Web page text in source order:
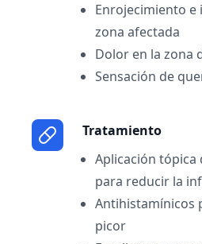
Enrojecimiento e
zona afectada
Dolor en la zona
Sensación de
Tratamiento
Aplicación
para reducir la
Antihistamínicos
picor